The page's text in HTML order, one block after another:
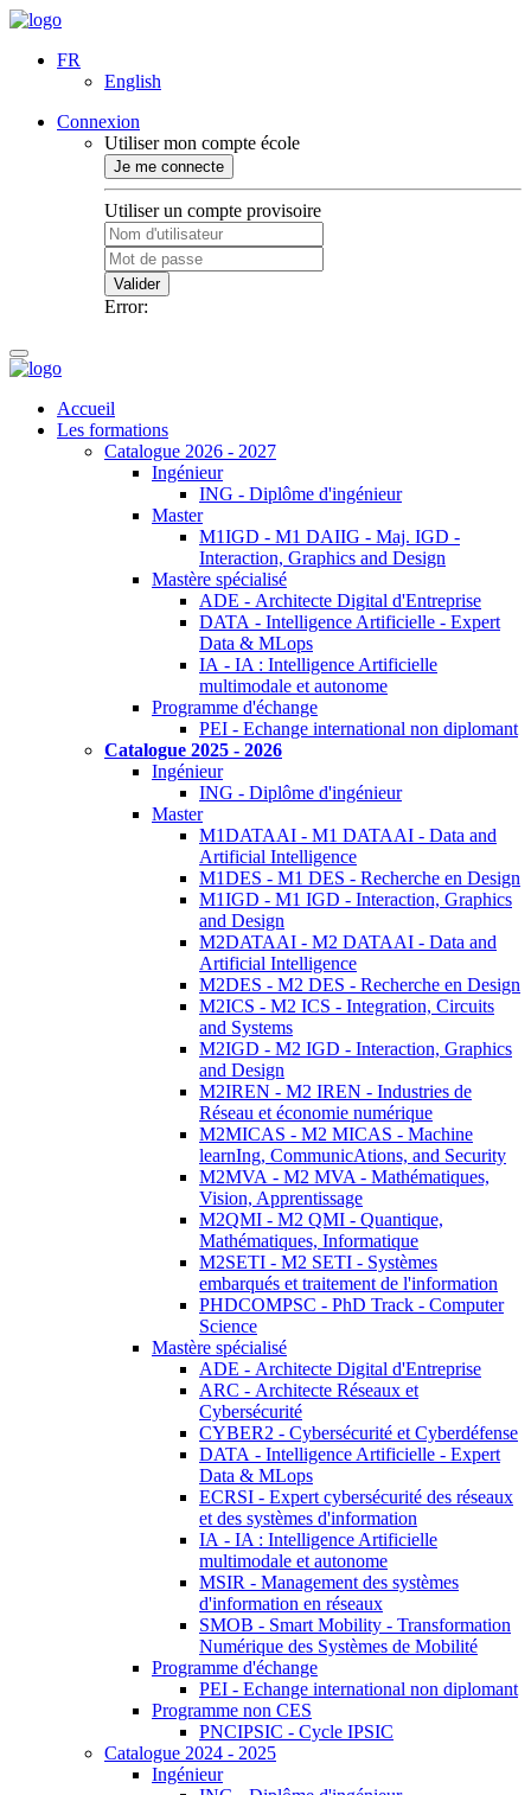
FR
English
Connexion
Utiliser mon compte école
Je me connecte
Utiliser un compte provisoire
Valider
Error:
Accueil
Les formations
Catalogue 2026 - 2027
Ingénieur
ING - Diplôme d'ingénieur
Master
M1IGD - M1 DAIIG - Maj. IGD -
Interaction, Graphics and Design
Mastère spécialisé
ADE - Architecte Digital d'Entreprise
DATA - Intelligence Artificielle - Expert
Data & MLops
IA - IA : Intelligence Artificielle
multimodale et autonome
Programme d'échange
PEI - Echange international non diplomant
Catalogue 2025 - 2026
Ingénieur
ING - Diplôme d'ingénieur
Master
M1DATAAI - M1 DATAAI - Data and
Artificial Intelligence
M1DES - M1 DES - Recherche en Design
M1IGD - M1 IGD - Interaction, Graphics
and Design
M2DATAAI - M2 DATAAI - Data and
Artificial Intelligence
M2DES - M2 DES - Recherche en Design
M2ICS - M2 ICS - Integration, Circuits
and Systems
M2IGD - M2 IGD - Interaction, Graphics
and Design
M2IREN - M2 IREN - Industries de
Réseau et économie numérique
M2MICAS - M2 MICAS - Machine
learnIng, CommunicAtions, and Security
M2MVA - M2 MVA - Mathématiques,
Vision, Apprentissage
M2QMI - M2 QMI - Quantique,
Mathématiques, Informatique
M2SETI - M2 SETI - Systèmes
embarqués et traitement de l'information
PHDCOMPSC - PhD Track - Computer
Science
Mastère spécialisé
ADE - Architecte Digital d'Entreprise
ARC - Architecte Réseaux et
Cybersécurité
CYBER2 - Cybersécurité et Cyberdéfense
DATA - Intelligence Artificielle - Expert
Data & MLops
ECRSI - Expert cybersécurité des réseaux
et des systèmes d'information
IA - IA : Intelligence Artificielle
multimodale et autonome
MSIR - Management des systèmes
d'information en réseaux
SMOB - Smart Mobility - Transformation
Numérique des Systèmes de Mobilité
Programme d'échange
PEI - Echange international non diplomant
Programme non CES
PNCIPSIC - Cycle IPSIC
Catalogue 2024 - 2025
Ingénieur